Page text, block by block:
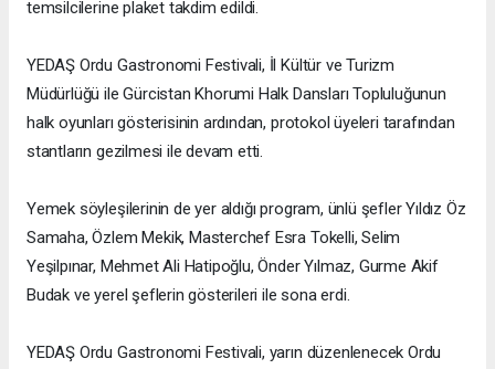
temsilcilerine plaket takdim edildi.
YEDAŞ Ordu Gastronomi Festivali, İl Kültür ve Turizm
Müdürlüğü ile Gürcistan Khorumi Halk Dansları Topluluğunun
halk oyunları gösterisinin ardından, protokol üyeleri tarafından
stantların gezilmesi ile devam etti.
Yemek söyleşilerinin de yer aldığı program, ünlü şefler Yıldız Öz
Samaha, Özlem Mekik, Masterchef Esra Tokelli, Selim
Yeşilpınar, Mehmet Ali Hatipoğlu, Önder Yılmaz, Gurme Akif
Budak ve yerel şeflerin gösterileri ile sona erdi.
YEDAŞ Ordu Gastronomi Festivali, yarın düzenlenecek Ordu